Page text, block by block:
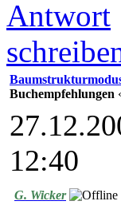
Buchempfehlungen
12:40
G. Wicker